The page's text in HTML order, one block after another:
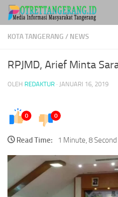
Skip to content
KOTA TANGERANG / NEWS
RPJMD, Arief Minta
OLEH REDAKTUR · JANUARI 16, 2019
0 0
Read Time: 1 Minute, 8 Second